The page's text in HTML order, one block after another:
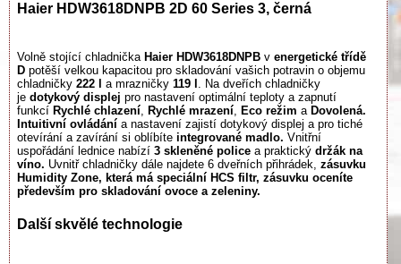
Haier HDW3618DNPB 2D 60 Series 3, černá
Volně stojící chladnička Haier HDW3618DNPB v energetické třídě
D potěší velkou kapacitou pro skladování vašich potravin o objemu
chladničky 222 l a mrazničky 119 l .​ Na dveřích chladničky
je dotykový displej pro nastavení optimální teploty a zapnutí
funkcí Rychlé chlazení Rychlé mrazení Eco režim a Dovolená.
Intuitivní ovládání a nastavení zajistí dotykový displej a pro tiché
otevírání a zavírání si oblíbíte integrované madlo. Vnitřní
uspořádání lednice nabízí 3 skleněné police a praktický držák na
víno. Uvnitř chladničky dále najdete 6 dveřních přihrádek, zásuvku
Humidity Zone, která má speciální HCS filtr, zásuvku oceníte
především pro skladování ovoce a zeleniny.
Další skvělé technologie